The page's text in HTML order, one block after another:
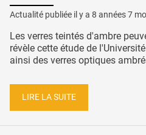
Actualité publiée il y a 8 années 7
Les verres teintés d'ambre
révèle cette étude de
ainsi des verres optiques
LIRE LA SUITE